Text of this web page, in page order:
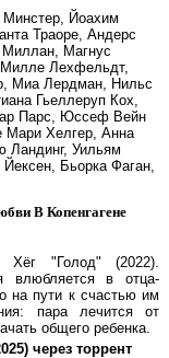
Минстер, Йоахим
Траоре, Андерс
Миллан, Магнус
Лехфельдт,
Миа Лердман, Нильс
Гьеллеруп Кох,
Парс, Юссеф Вейн
Мари Хелгер, Анна
Ландинг, Уильям
Бьорка Фаган,
В Копенгагене
"Голод" (2022).
влюбляется в отца-
на пути к счастью им
пара лечится от
общего ребенка.
через торрент